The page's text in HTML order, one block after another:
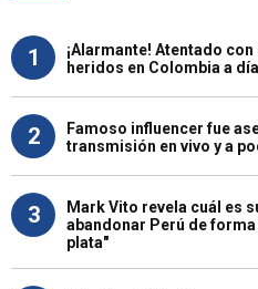
1
¡Alarmante! Atentado
heridos en Colombia a
2
Famoso influencer fue
transmisión en vivo y a
3
Mark Vito revela cuál es
abandonar Perú de
plata"